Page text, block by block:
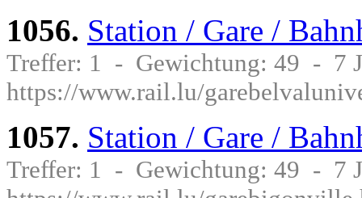
1056. Station / Gare /
Treffer: 1 - Gewichtung: 49 - 7
https://www.rail.lu/
1057. Station / Gare /
Treffer: 1 - Gewichtung: 49 - 7